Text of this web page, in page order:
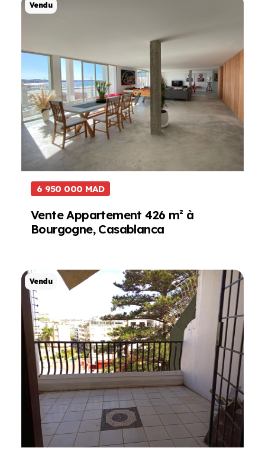
VenduProjet de Vente
6 950 000 MAD
Vente Appartement 426 m² à
Bourgogne, Casablanca
VenduProjet de Vente